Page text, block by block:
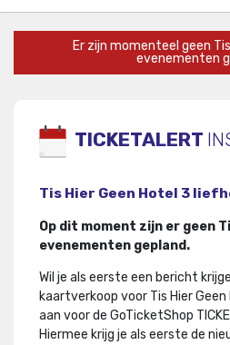
Er zijn momenteel geen
evenementen
TICKETALERT
Tis Hier Geen Hotel 3
Op dit moment zijn er geen
evenementen gepland.
Wil je als eerste een bericht
kaartverkoop voor Tis Hier
aan voor de GoTicketShop
Hiermee krijg je als eerste de